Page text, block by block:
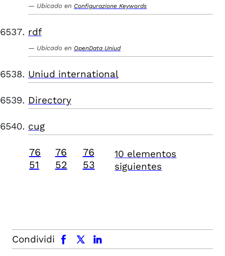
Ubicado en Configurazione Keywords
rdf
Ubicado en OpenData Uniud
Uniud international
Directory
cug
76
51
76
52
76
53
10 elementos
siguientes
Condividi
facebook x.com linkedin